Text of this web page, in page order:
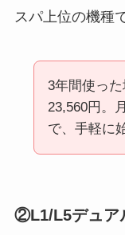
スパ上位の機種
3年間使っ
23,560円。
で、手軽に
②L1/L5デュア